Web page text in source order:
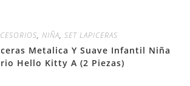
, NIÑA, SET LAPICERAS
Metalica Y Suave Infantil Niña
Hello Kitty A (2 Piezas)